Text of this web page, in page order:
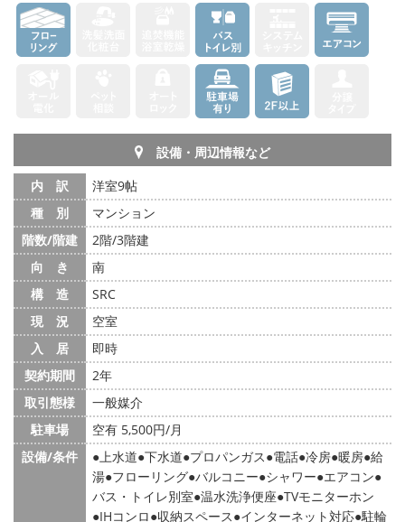
設備・周辺情報など
内 訳
洋室9帖
種 別
マンション
階数/階建
2階/3階建
向 き
南
構 造
SRC
現 況
空室
入 居
即時
契約期間
2年
取引態様
一般媒介
駐車場
空有 5,500円/月
設備/条件
上水道 下水道 プロパンガス 電話 冷房 暖房 給
湯 フローリング バルコニー シャワー エアコン
バス・トイレ別室 温水洗浄便座 TVモニターホン
IHコンロ 収納スペース インターネット対応 駐輪